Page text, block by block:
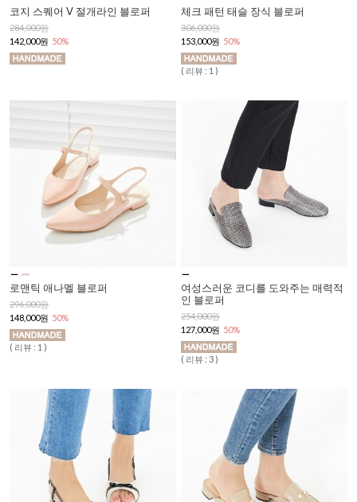
코지 스퀘어 V 절개라인 블로퍼
284,000원
142,000원 50%
체크 패턴 태슬 장식 블로퍼
306,000원
153,000원 50%
( 리뷰 : 1 )
로맨틱 애나멜 블로퍼
296,000원
148,000원 50%
( 리뷰 : 1 )
여성스러운 코디를 도와주는 매력적
인 블로퍼
254,000원
127,000원 50%
( 리뷰 : 3 )